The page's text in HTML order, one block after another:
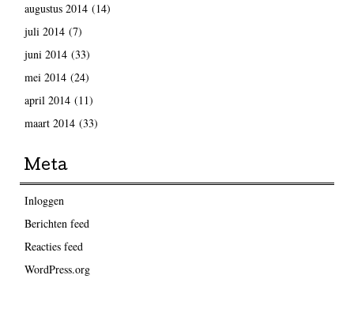
augustus 2014(14)
juli 2014(7)
juni 2014(33)
mei 2014(24)
april 2014(11)
maart 2014(33)
Meta
Inloggen
Berichten feed
Reacties feed
WordPress.org